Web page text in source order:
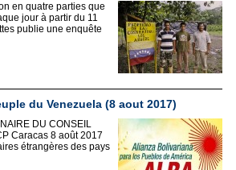
en quatre parties que
jour à partir du 11
publie une enquête
du Venezuela (8 aout 2017)
DU CONSEIL
Caracas 8 août 2017
étrangères des pays